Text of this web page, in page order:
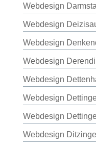
Webdesign
Webdesign
Webdesign
Webdesign
Webdesign
Webdesign
Webdesign
Webdesign